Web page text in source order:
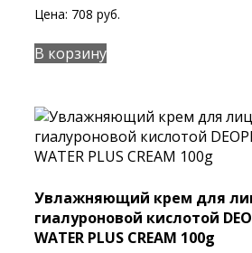
Цена: 708 руб.
В корзину
Увлажняющий крем для
гиалуроновой кислотой
WATER PLUS CREAM 100g